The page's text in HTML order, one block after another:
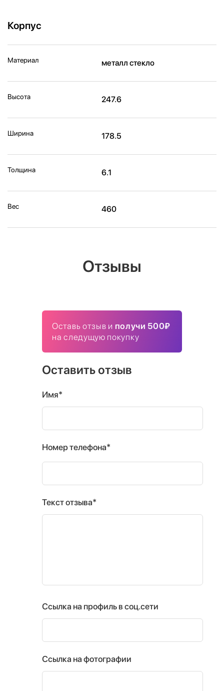
Корпус
Материал металл стекло
Высота 247.6
Ширина 178.5
Толщина 6.1
Вес 460
Отзывы
Оставь отзыв и получи 500₽
на следущую покупку
Оставить отзыв
Имя*
Номер телефона*
Текст отзыва*
Ссылка на профиль в соц.сети
Ссылка на фотографии